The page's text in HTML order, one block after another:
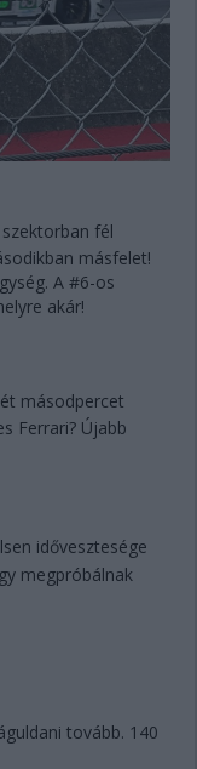
fél
másfelet!
A #6-os
akár!
másodpercet
Ferrari? Újabb
idővesztesége
megpróbálnak
tovább. 140